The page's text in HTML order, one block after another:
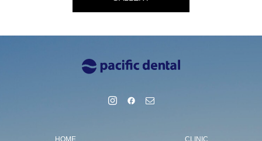
HOME CLINIC